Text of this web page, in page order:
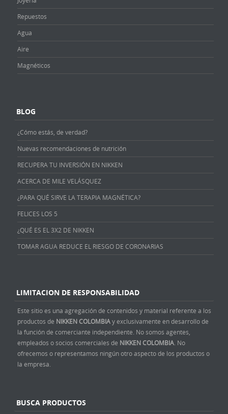
Repuestos
Agua
Aire
Magnéticos
BLOG
¿Cómo estás, de verdad?
Nuevas recomendaciones de nutrición
RECUPERA TU INVERSIÓN EN NIKKEN
ACERCA DE MILE VELÁSQUEZ
¿PARA QUÉ SIRVE LA TERAPIA MAGNÉTICA?
FELICES LOS 5
¿QUÉ ES EL 3X2 DE NIKKEN
TOMAR AGUA REDUCE EL RIESGO DE CORONARIAS
LIMITACION DE RESPONSABILIDAD
Este sitio es una agregación de contenidos y material referente a los
productos de NIKKEN COLOMBIAy exclusivamente en desarrollo de
la función de comerciante independiente. No somos agentes,
empleados o socios comerciales de NIKKEN COLOMBIA . No
ofrecemos o representamos ningún otro aspecto de los productos o
la empresa.
BUSCA PRODUCTOS